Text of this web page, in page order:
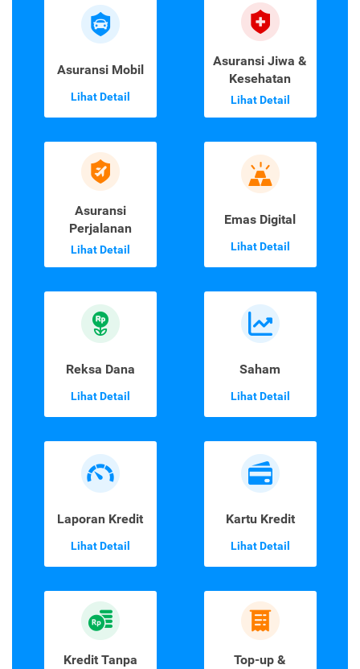
Asuransi Mobil
Lihat Detail
Asuransi Jiwa &
Kesehatan
Lihat Detail
Asuransi
Perjalanan
Lihat Detail
Emas Digital
Lihat Detail
Reksa Dana
Lihat Detail
Saham
Lihat Detail
Laporan Kredit
Lihat Detail
Kartu Kredit
Lihat Detail
Kredit Tanpa
Top-up &